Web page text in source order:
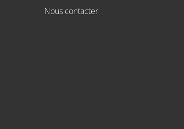
Nous contacter